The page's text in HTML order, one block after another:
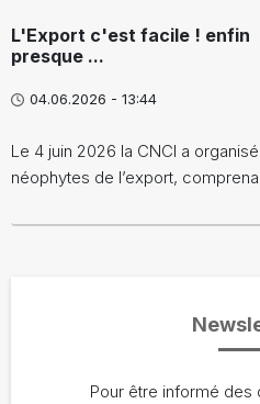
L'Export c'est facile ! enfin
presque ...
04.06.2026 - 13:44
Le 4 juin 2026 la CNCI a
néophytes de l’export,
Pour être informé des